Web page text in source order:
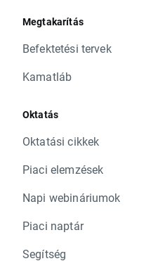
Megtakarítás
Befektetési tervek
Kamatláb
Oktatás
Oktatási cikkek
Piaci elemzések
Napi webináriumok
Piaci naptár
Segítség